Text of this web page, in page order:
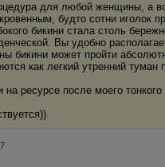
для любой женщины, а
будто сотни иголок
бикини стала столь
Вы удобно
бикини может пройти
как легкий утренний
на ресурсе после моего